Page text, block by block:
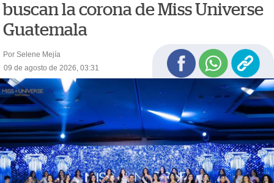
buscan la corona de Miss Universe
Guatemala
Por Selene Mejía
09 de agosto de 2026, 03:31